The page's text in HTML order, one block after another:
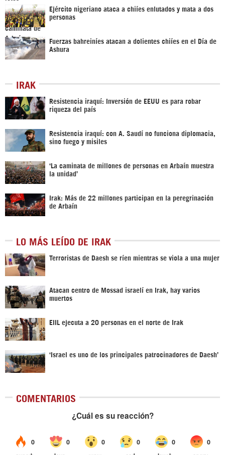
Ejército nigeriano ataca a chiíes enlutados y mata a dos
personas
Fuerzas bahreiníes atacan a dolientes chiíes en el Día de
Ashura
IRAK
Resistencia iraquí: Inversión de EEUU es para robar
riqueza del país
Resistencia iraquí: con A. Saudí no funciona diplomacia,
sino fuego y misiles
‘La caminata de millones de personas en Arbaín muestra
la unidad’
Irak: Más de 22 millones participan en la peregrinación
de Arbaín
LO MÁS LEÍDO DE IRAK
Terroristas de Daesh se ríen mientras se viola a una mujer
Atacan centro de Mossad israelí en Irak, hay varios
muertos
EIIL ejecuta a 20 personas en el norte de Irak
‘Israel es uno de los principales patrocinadores de Daesh’
COMENTARIOS